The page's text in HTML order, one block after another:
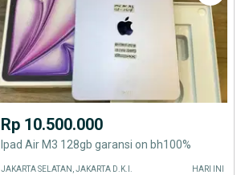
Rp 10.500.000
Ipad Air M3 128gb garansi on bh100%
JAKARTA SELATAN, JAKARTA D.K.I. HARI INI